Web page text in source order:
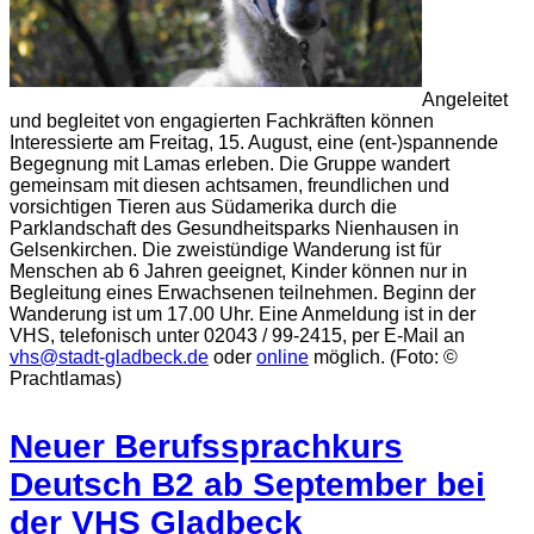
Angeleitet
und begleitet von engagierten Fachkräften können
Interessierte am Freitag, 15. August, eine (ent-)spannende
Begegnung mit Lamas erleben. Die Gruppe wandert
gemeinsam mit diesen achtsamen, freundlichen und
vorsichtigen Tieren aus Südamerika durch die
Parklandschaft des Gesundheitsparks Nienhausen in
Gelsenkirchen. Die zweistündige Wanderung ist für
Menschen ab 6 Jahren geeignet, Kinder können nur in
Begleitung eines Erwachsenen teilnehmen. Beginn der
Wanderung ist um 17.00 Uhr. Eine Anmeldung ist in der
VHS, telefonisch unter 02043 / 99-2415, per E-Mail an
vhs@stadt-gladbeck.de oder online möglich. (Foto: ©
Prachtlamas)
Neuer Berufssprachkurs
Deutsch B2 ab September bei
der VHS Gladbeck